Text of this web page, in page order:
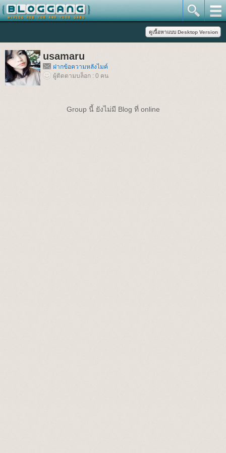
usamaru
ฝากข้อความหลังไมค์
ผู้ติดตามบล็อก : 0 คน
Group นี้ ยังไม่มี Blog ที่ online